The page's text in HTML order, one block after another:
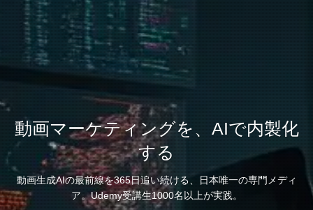
動画マーケティングを、AIで内製化
する
動画生成AIの最前線を365日追い続ける、日本唯一の専門メディ
ア。Udemy受講生1000名以上が実践。